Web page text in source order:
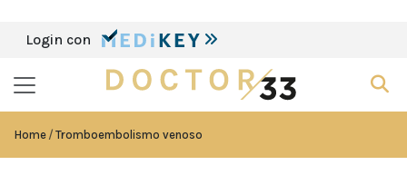
Login con
Home Tromboembolismo venoso